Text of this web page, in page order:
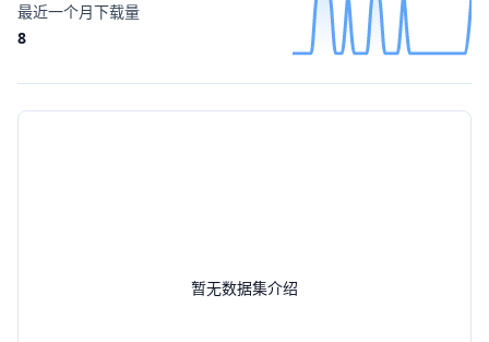
暂无数据集介绍
最近一个月下载量
8